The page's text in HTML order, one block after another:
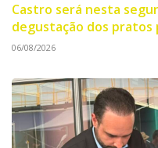
Castro será nesta
degustação dos
06/08/2026